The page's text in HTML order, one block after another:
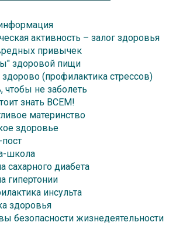
активность – залог здоровья
привычек
здоровой пищи
(профилактика стрессов)
чтобы не заболеть
знать ВСЕМ!
материнство
здоровье
школа
сахарного диабета
гипертонии
инсульта
здоровья
безопасности жизнедеятельности